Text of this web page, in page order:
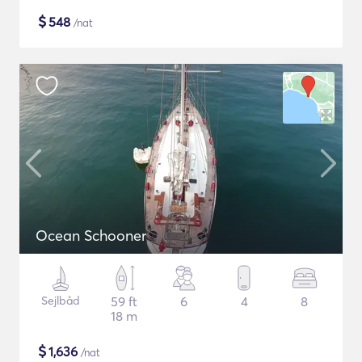
$548 /nat
Ocean Schooner
Sejlbåd
59 ft
18 m
6 4 8
$1,636 /nat